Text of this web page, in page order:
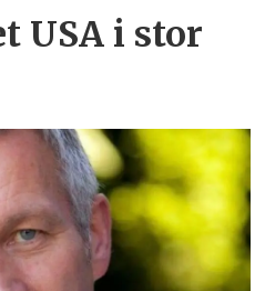
USA i stor